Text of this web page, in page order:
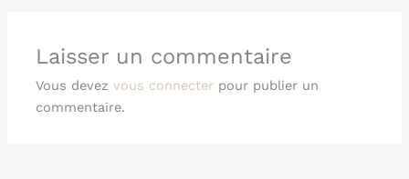
Laisser un commentaire
Vous devezvous connecter pour publier un
commentaire.